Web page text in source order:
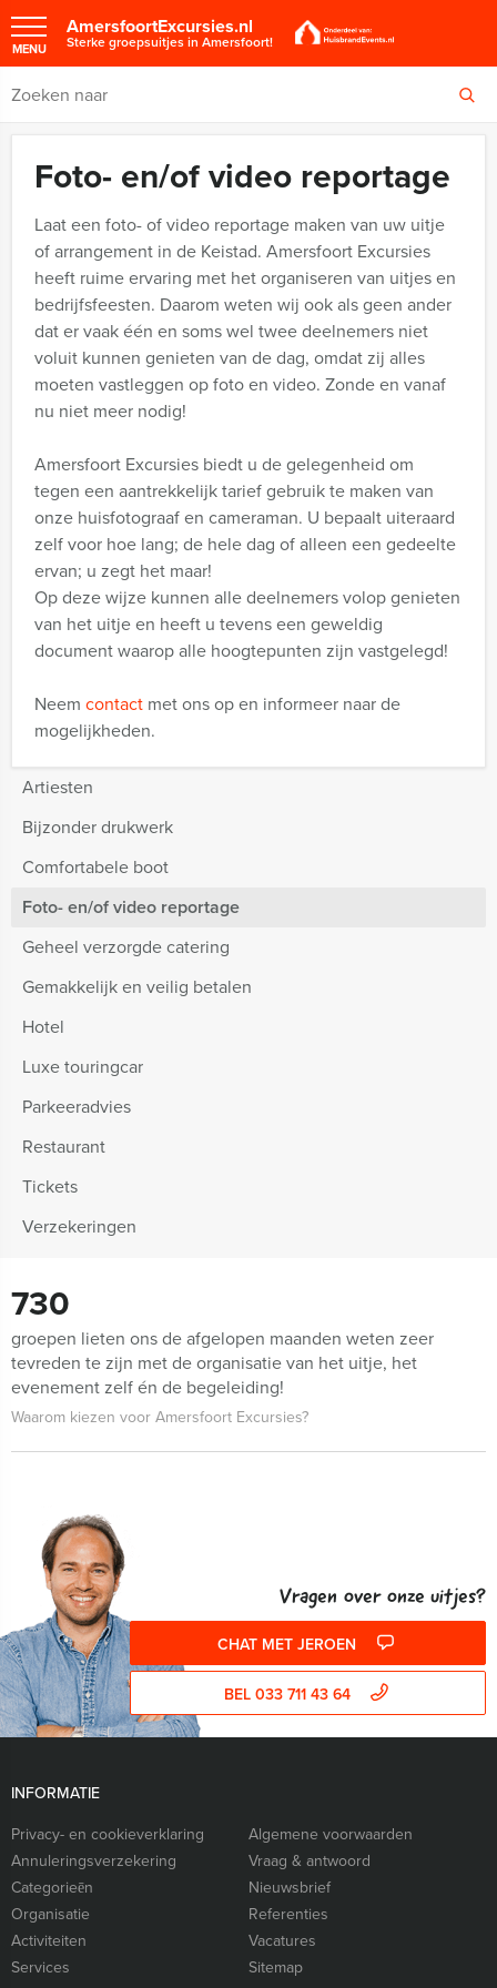
AmersfoortExcursies.nl
Sterke groepsuitjes in Amersfoort!
MENU
Foto- en/of video reportage
Laat een foto- of video reportage maken van uw uitje
of arrangement in de Keistad. Amersfoort Excursies
heeft ruime ervaring met het organiseren van uitjes en
bedrijfsfeesten. Daarom weten wij ook als geen ander
dat er vaak één en soms wel twee deelnemers niet
voluit kunnen genieten van de dag, omdat zij alles
moeten vastleggen op foto en video. Zonde en vanaf
nu niet meer nodig!
Amersfoort Excursies biedt u de gelegenheid om
tegen een aantrekkelijk tarief gebruik te maken van
onze huisfotograaf en cameraman. U bepaalt uiteraard
zelf voor hoe lang; de hele dag of alleen een gedeelte
ervan; u zegt het maar!
Op deze wijze kunnen alle deelnemers volop genieten
van het uitje en heeft u tevens een geweldig
document waarop alle hoogtepunten zijn vastgelegd!
Neem contact met ons op en informeer naar de
mogelijkheden.
Artiesten
Bijzonder drukwerk
Comfortabele boot
Foto- en/of video reportage
Geheel verzorgde catering
Gemakkelijk en veilig betalen
Hotel
Luxe touringcar
Parkeeradvies
Restaurant
Tickets
Verzekeringen
730
groepen lieten ons de afgelopen maanden weten zeer
tevreden te zijn met de organisatie van het uitje, het
evenement zelf én de begeleiding!
Waarom kiezen voor Amersfoort Excursies?
Vragen over onze uitjes?
CHAT MET JEROEN
BEL 033 711 43 64
INFORMATIE
Privacy- en cookieverklaring
Algemene voorwaarden
Annuleringsverzekering
Vraag & antwoord
Categorieēn
Nieuwsbrief
Organisatie
Referenties
Activiteiten
Vacatures
Services
Sitemap